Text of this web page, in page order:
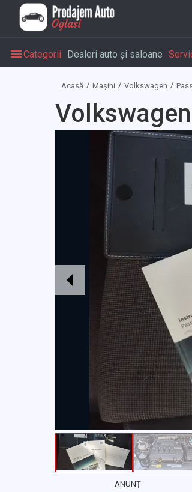
Categorii Dealeri auto și saloane
Acasă Mașini Volkswagen
ANUNȚ